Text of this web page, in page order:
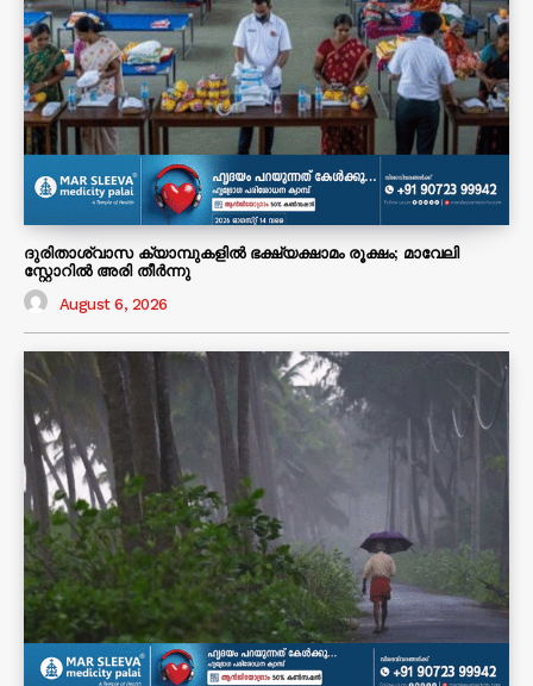
ദുരിതാശ്വാസ ക്യാമ്പുകളിൽ ഭക്ഷ്യക്ഷാമം രൂക്ഷം; മാവേലി
സ്റ്റോറിൽ അരി തീർന്നു
August 6, 2026